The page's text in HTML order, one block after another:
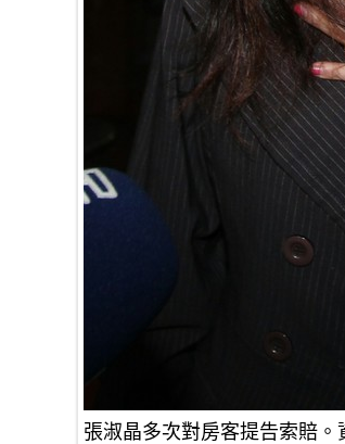
張淑晶多次對房客提告索賠。